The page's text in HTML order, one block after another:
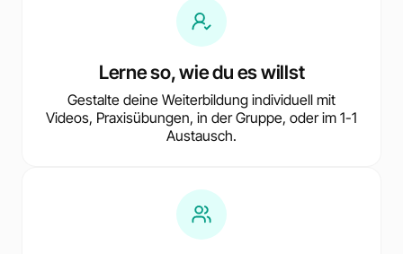
Lerne so, wie du es willst
Gestalte deine Weiterbildung individuell mit
Videos, Praxisübungen, in der Gruppe, oder im 1-1
Austausch.